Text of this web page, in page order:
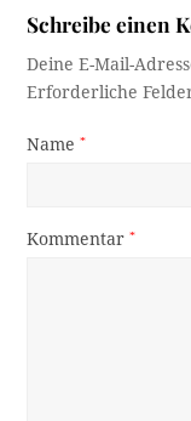
Schreibe einen
Deine E-Mail-
Erforderliche
Name*
Kommentar*